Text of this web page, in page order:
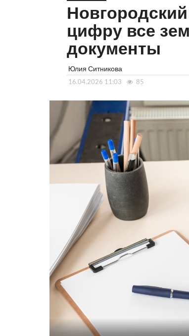
цифру все
документы
Юлия Ситникова
16.04.2026 11:03 85